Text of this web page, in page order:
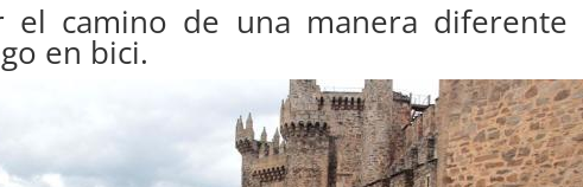
el camino de una manera diferente
en bici.